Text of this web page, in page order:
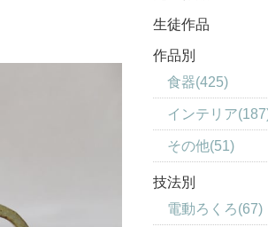
生徒作品
作品別
食器(425)
インテリア
その他(51)
技法別
電動ろくろ(67)